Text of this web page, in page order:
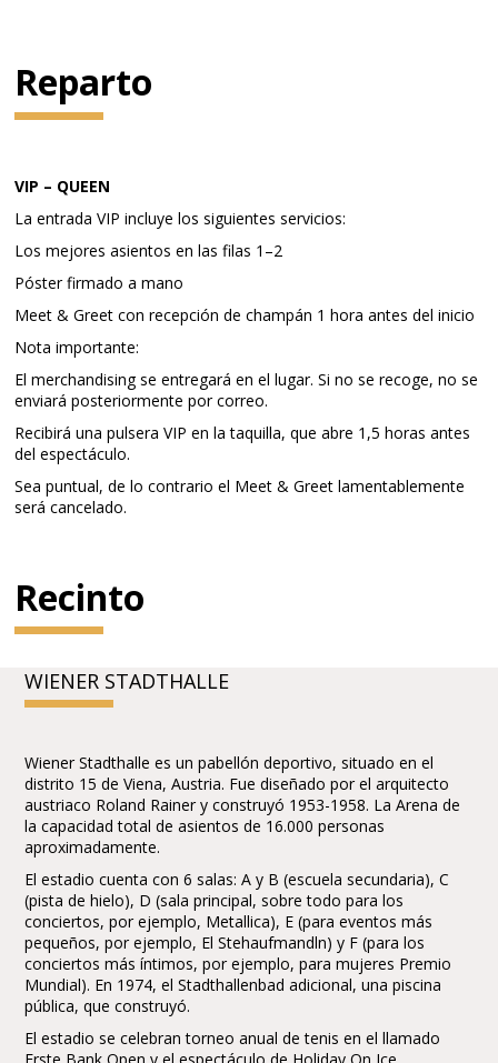
Reparto
VIP – QUEEN
La entrada VIP incluye los siguientes servicios:
Los mejores asientos en las filas 1–2
Póster firmado a mano
Meet & Greet con recepción de champán 1 hora antes del inicio
Nota importante:
El merchandising se entregará en el lugar. Si no se recoge, no se
enviará posteriormente por correo.
Recibirá una pulsera VIP en la taquilla, que abre 1,5 horas antes
del espectáculo.
Sea puntual, de lo contrario el Meet & Greet lamentablemente
será cancelado.
Recinto
WIENER STADTHALLE
Wiener Stadthalle es un pabellón deportivo, situado en el
distrito 15 de Viena, Austria. Fue diseñado por el arquitecto
austriaco Roland Rainer y construyó 1953-1958. La Arena de
la capacidad total de asientos de 16.000 personas
aproximadamente.
El estadio cuenta con 6 salas: A y B (escuela secundaria), C
(pista de hielo), D (sala principal, sobre todo para los
conciertos, por ejemplo, Metallica), E (para eventos más
pequeños, por ejemplo, El Stehaufmandln) y F (para los
conciertos más íntimos, por ejemplo, para mujeres Premio
Mundial). En 1974, el Stadthallenbad adicional, una piscina
pública, que construyó.
El estadio se celebran torneo anual de tenis en el llamado